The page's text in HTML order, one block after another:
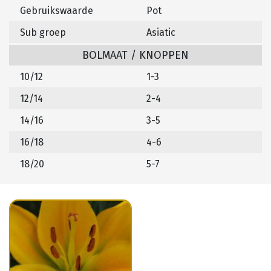
Gebruikswaarde
Pot
Sub groep
Asiatic
BOLMAAT / KNOPPEN
10/12
1-3
12/14
2-4
14/16
3-5
16/18
4-6
18/20
5-7